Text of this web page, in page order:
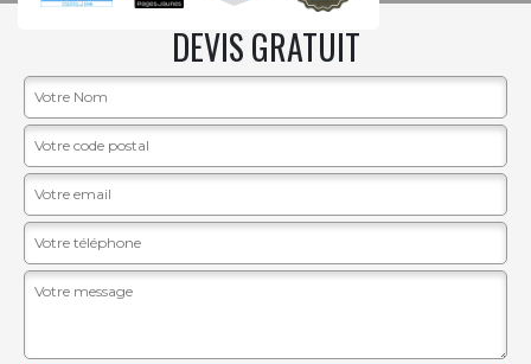
DEVIS GRATUIT